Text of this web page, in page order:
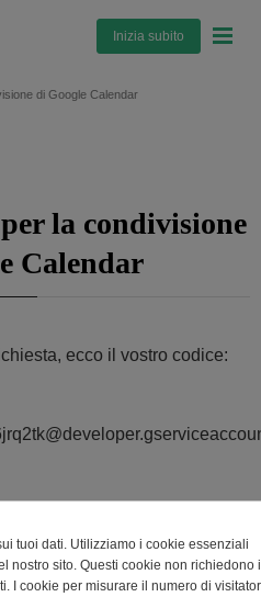
Inizia subito
di Google Calendar
la condivisione
Calendar
ecco il vostro codice:
tuoi dati. Utilizziamo i cookie essenziali
nostro sito. Questi cookie non richiedono
I cookie per misurare il numero di